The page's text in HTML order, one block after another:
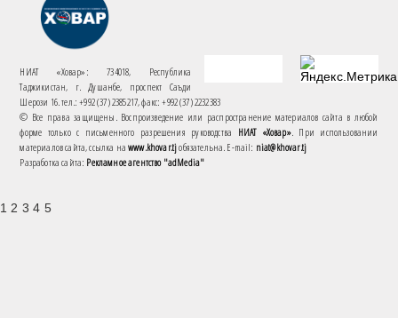
НИАТ «Ховар»: 734018, Республика
Таджикистан, г. Душанбе, проспект Саъди
Шерози 16. тел.: +992 (37) 2385217, факс: +992 (37) 2232383
© Все права защищены. Воспроизведение или распространение материалов сайта в любой
форме только с письменного разрешения руководства НИАТ «Ховар». При использовании
материалов сайта, ссылка наwww.khovar.tjобязательна. E-mail: niat@khovar.tj
Разработка сайта: Рекламное агентство "adMedia"
1 2 3 4 5